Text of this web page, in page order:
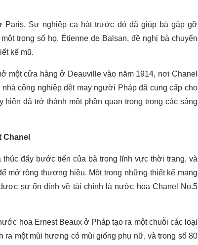
Sự nghiệp ca hát trước đó đã giúp bà gặp gỡ
trong số họ, Étienne de Balsan, đề nghị bà chuyển
kế mũ.
một cửa hàng ở Deauville vào năm 1914, nơi Chanel
công nghiệp dệt may người Pháp đã cung cấp cho
đã trở thành một phần quan trọng trong các sáng
đẩy bước tiến của bà trong lĩnh vực thời trang, và
mở rộng thương hiệu. Một trong những thiết kế mang
sự ổn định về tài chính là nước hoa Chanel No.5
hoa Ernest Beaux ở Pháp tạo ra một chuỗi các loại
một mùi hương có mùi giống phụ nữ, và trong số 80